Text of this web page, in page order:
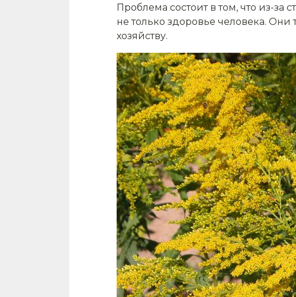
Проблема состоит в том, что из-за
не только здоровье человека.
хозяйству.